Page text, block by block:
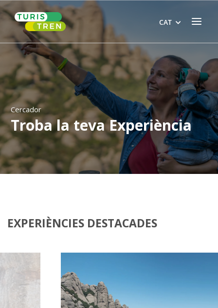
Skip
content
Home Menu
CAT
Cercador
Troba la teva Experiència
EXPERIÈNCIES DESTACADES